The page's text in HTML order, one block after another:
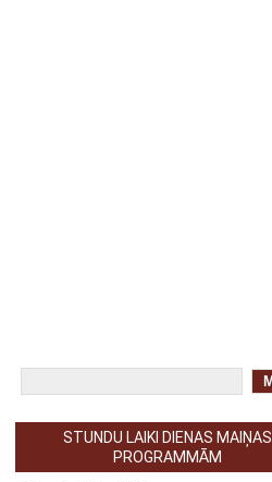
STUNDU LAIKI DIENAS MAIŅAS
PROGRAMMĀM